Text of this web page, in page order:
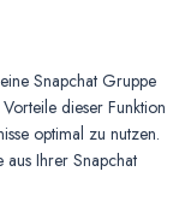
Snapchat Gruppe
dieser Funktion
optimal zu nutzen.
aus Ihrer Snapchat